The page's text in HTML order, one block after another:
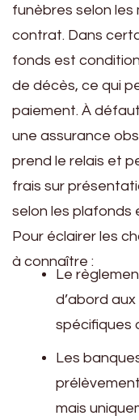
funèbres selon les
contrat. Dans
fonds est
de décès, ce qui
paiement. À
une assurance
prend le relais et
frais sur
selon les plafonds
Pour éclairer les
à connaître :
Le
d’abord
spécifiques
Les
mais